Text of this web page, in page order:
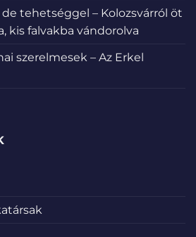
tehetséggel – Kolozsvárról öt
kis falvakba vándorolva
szerelmesek – Az Erkel